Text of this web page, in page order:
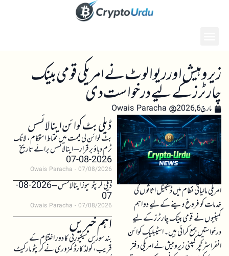
زیروہیش اور ریوالوٹ نے امریکی قومی بینک
چارٹرز کے لیے درخواست دی
مارچ 6, 2026 Owais Paracha
امریکی مالیاتی نظام میں ڈیجیٹل اثاثوں کی
خدمات کو فروغ دینے کے لیے دو اہم
کمپنیوں نے قومی بینک چارٹرز کے لیے
درخواستیں جمع کرائی ہیں۔ اسٹیبلیک کوائن
انفراسٹرکچر کمپنی زیروہیش نے امریکی دفتر
ڈیلی بٹ کوائن اینالائسس
بٹ کوائن کی قیمت میں محتاط استحکام، لانگ
ٹرم دباؤ برقرار – اینالائسس برائے تاریخ
2026-08-07
Owais Paracha 07/08/2026
ڈیلی کرپٹو نیوز اینالائسس – 2026-08-
07
Owais Paracha 07/08/2026
اہم خبریں
بند سورس سیکیورٹی کا دور اختتام کے
قریب، کولڈ کارڈ کمزوری نے کرپٹو مارکیٹ